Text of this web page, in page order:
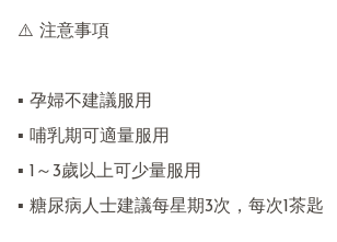
⚠️ 注意事項
▪ 孕婦不建議服用
▪ 哺乳期可適量服用
▪ 1～3歲以上可少量服用
▪ 糖尿病人士建議每星期3次，每次1茶匙